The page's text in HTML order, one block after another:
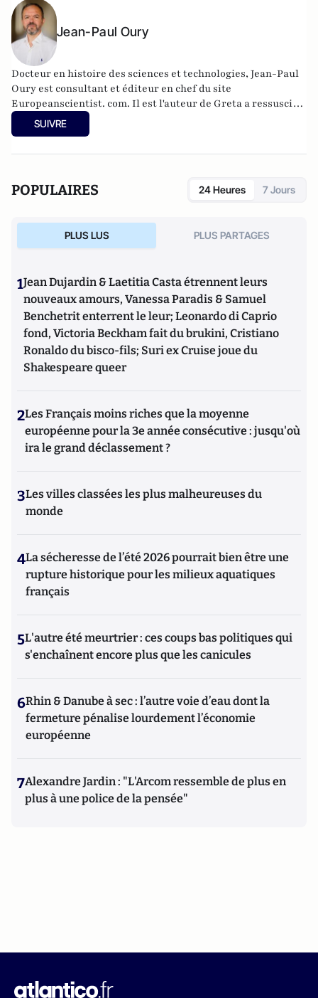
Jean-Paul Oury
Docteur en histoire des sciences et technologies, Jean-Paul
Oury est consultant et éditeur en chef du site
Europeanscientist. com. Il est l'auteur de Greta a ressuscité
Einstein (VA Editions, 2022), La querelle des OGM (PUF,
2006), Manifester des Alter-Libéraux (Michalon, 2007), OGM
SUIVRE
POPULAIRES 24 Heures 7 Jours
PLUS LUS PLUS PARTAGES
1Jean Dujardin & Laetitia Casta étrennent leurs
nouveaux amours, Vanessa Paradis & Samuel
Benchetrit enterrent le leur; Leonardo di Caprio
fond, Victoria Beckham fait du brukini, Cristiano
Ronaldo du bisco-fils; Suri ex Cruise joue du
Shakespeare queer
2Les Français moins riches que la moyenne
européenne pour la 3e année consécutive : jusqu'où
ira le grand déclassement ?
3Les villes classées les plus malheureuses du
monde
4La sécheresse de l’été 2026 pourrait bien être une
rupture historique pour les milieux aquatiques
français
5L'autre été meurtrier : ces coups bas politiques qui
s'enchaînent encore plus que les canicules
6Rhin & Danube à sec : l’autre voie d’eau dont la
fermeture pénalise lourdement l’économie
européenne
7Alexandre Jardin : "L'Arcom ressemble de plus en
plus à une police de la pensée"